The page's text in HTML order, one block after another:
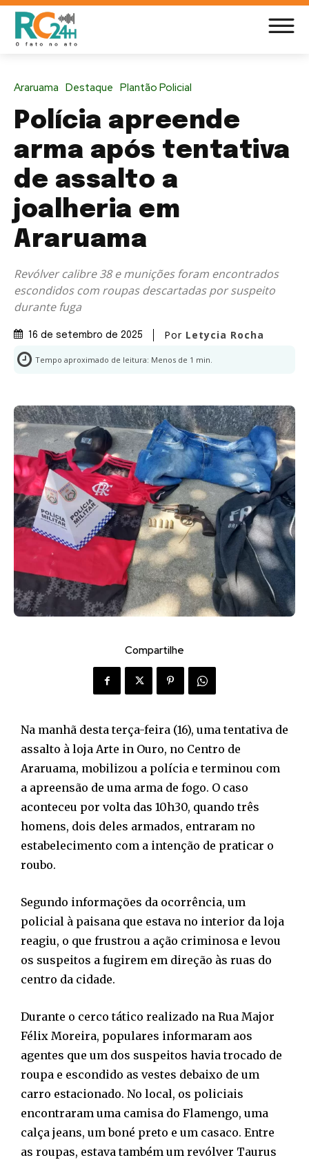
Araruama Destaque Plantão Policial
Polícia apreende
arma após tentativa
de assalto a
joalheria em
Araruama
Revólver calibre 38 e munições foram encontrados
escondidos com roupas descartadas por suspeito
durante fuga
16 de setembro de 2025 Por Letycia Rocha
Tempo aproximado de leitura: Menos de 1 min.
Compartilhe
Na manhã desta terça-feira (16), uma tentativa de
assalto à loja Arte in Ouro, no Centro de
Araruama, mobilizou a polícia e terminou com
a apreensão de uma arma de fogo. O caso
aconteceu por volta das 10h30, quando três
homens, dois deles armados, entraram no
estabelecimento com a intenção de praticar o
roubo.
Segundo informações da ocorrência, um
policial à paisana que estava no interior da loja
reagiu, o que frustrou a ação criminosa e levou
os suspeitos a fugirem em direção às ruas do
centro da cidade.
Durante o cerco tático realizado na Rua Major
Félix Moreira, populares informaram aos
agentes que um dos suspeitos havia trocado de
roupa e escondido as vestes debaixo de um
carro estacionado. No local, os policiais
encontraram uma camisa do Flamengo, uma
calça jeans, um boné preto e um casaco. Entre
as roupas, estava também um revólver Taurus